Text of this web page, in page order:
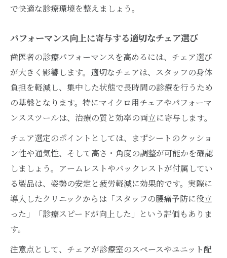
で快適な診療環境を整えましょう。
パフォーマンス向上に寄与する適切なチェア選び
歯医者の診療パフォーマンスを高めるには、チェア選び
が大きく影響します。適切なチェアは、スタッフの身体
負担を軽減し、集中した状態で長時間の診療を行うため
の基盤となります。特にマイクロ用チェアやパフォーマ
ンススツールは、治療の質と効率の両立に寄与します。
チェア選定のポイントとしては、まずシートのクッショ
ン性や通気性、そして高さ・角度の調整が可能かを確認
しましょう。アームレストやバックレストが付属してい
る製品は、姿勢の安定と疲労軽減に効果的です。実際に
導入したクリニックからは「スタッフの腰痛予防に役立
った」「診療スピードが向上した」という評価もありま
す。
注意点として、チェアが診療室のスペースやユニット配